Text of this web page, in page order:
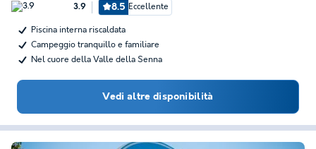
3.9 8.5 Eccellente
Piscina interna riscaldata
Campeggio tranquillo e familiare
Nel cuore della Valle della Senna
Vedi altre disponibilità